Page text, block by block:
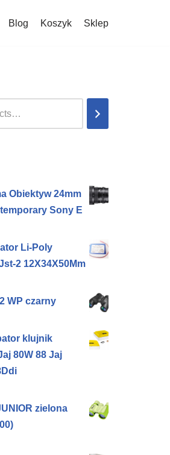
Blog Koszyk Sklep
Obiektyw 24mm
Sony E
Li-Poly
2 12X34X50Mm
WP czarny
klujnik
80W 88 Jaj
zielona